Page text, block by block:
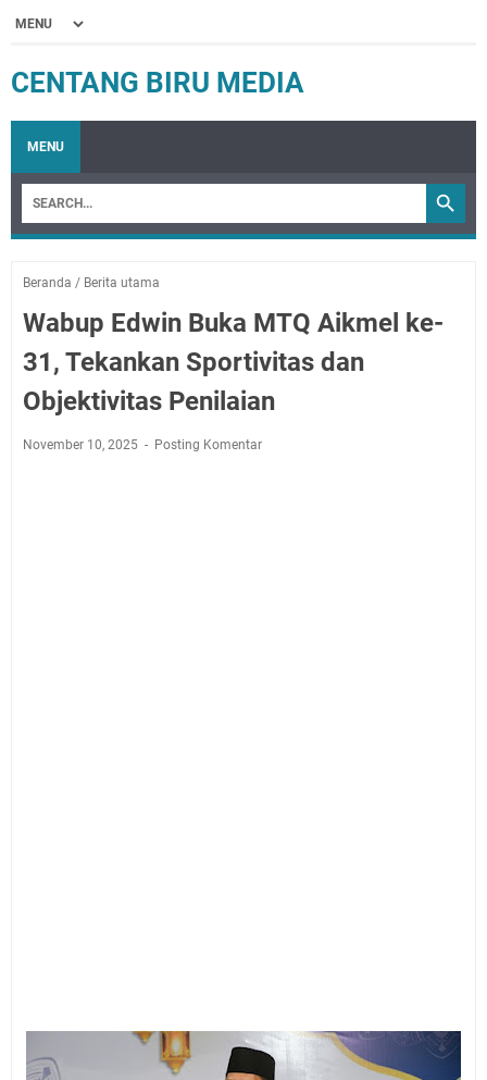
CENTANG BIRU MEDIA
MENU
Beranda / Berita utama
Wabup Edwin Buka MTQ Aikmel ke-
31, Tekankan Sportivitas dan
Objektivitas Penilaian
November 10, 2025 Posting Komentar